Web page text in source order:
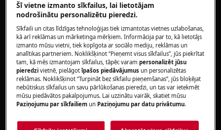
Ja veicat apkopes vai remonta darbus, kuros
iesaistītas atsperes, valkājiet aizsargbrilles.
BRĪDINĀJUMS!PAŽŅAUGŠANAS RISKS
Šī vietne izmanto sīkfailus, lai lietotājam
nodrošinātu personalizētu pieredzi.
Sīkfaili un citas līdzīgas tehnoloģijas tiek izmantotas vietnes uzlabošanas,
kā arī reklāmas un mārketinga mērķiem. Informācija par to, kā lietotājs
izmanto mūsu vietni, tiek kopīgota ar sociālo mediju, reklāmas un
analītikas partneriem. Noklikšķinot “Pieņemt visus sīkfailus”, jūs piekrītat
tam, kā mēs izmantojam sīkfailus, tāpēc varampersonalizēt jūsu
pieredzivietnē, pielāgotīpašos piedāvājumus un personalizētas
reklāmas. Noklikšķinot “Turpināt bez sīkfailu pieņemšanas”, jūs bloķējat
nebūtiskus sīkfailus un savu pārlūkošanas pieredzi, un tas var ietekmēt
mūsu piedāvātos pakalpojumus. Lai uzzinātu vairāk, skatiet mūsu
Paziņojumu par sīkfailiem un Paziņojumu par datu privātumu.